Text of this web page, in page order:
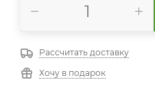
Рассчитать доставку
Хочу в подарок